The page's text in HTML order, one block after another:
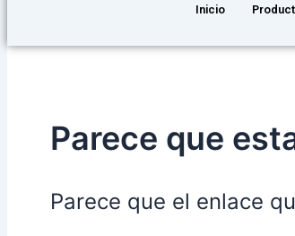
Inicio
Parece que
Parece que el enlace